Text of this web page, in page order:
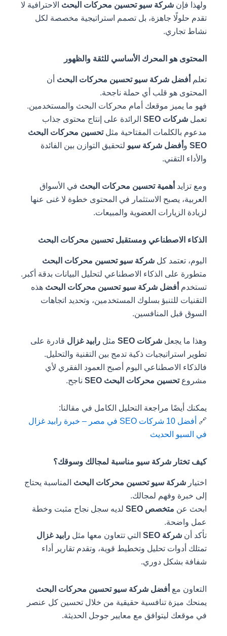
ولهذا فإنشركة سيو تحسين محركات البحثالاحترافية لا
تقدم حلولًا جاهزة، بل تصمم استراتيجية مخصصة لكل
نشاط تجاري.
المحتوى هو المحرك الأساسي للثقة والظهور
تعلمأفضل شركة سيو تحسين محركات البحثأن
المحتوى هو قلب أي حملة ناجحة.
فهو ما يميز موقعك أمام محركات البحث والمستخدمين.
تعملشركات SEO
الرائدة على إنتاج محتوى جذاب
مدعوم بالكلمات المفتاحية مثلتحسين محركات البحث
SEOوأفضل شركة سيولتحقيق التوازن بين الفائدة
والأداء التقني.
ومع تزايد أهمية تحسين محركات البحثفي الأسواق
العربية، يصبح الاستثمار في المحتوى خطوة لا غنى عنها
لزيادة الزيارات العضوية والمبيعات.
الذكاء الاصطناعي ومستقبل تحسين محركات البحث
اليوم، تعتمد كلشركة سيو تحسين محركات البحث
متطورة على الذكاء الاصطناعي لتحليل البيانات بدقة أكبر.
تستخدمأفضل شركة سيو تحسين محركات البحثهذه
التقنيات للتنبؤ بسلوك المستخدمين، وتحديد اتجاهات
السوق قبل المنافسين.
وهذا ما يجعلشركات SEO مثلرابيد غزال قادرة على
تطوير استراتيجيات ذكية تدمج بين التقنية والتحليل.
فالذكاء الاصطناعي اليوم أصبح العمود الفقري لأي
مشروعتحسين محركات البحث SEO ناجح.
يمكنك أيضًا مراجعة التحليل الكامل في مقالنا:
أفضل 10 شركات SEO في مصر – خبرة رابيد غزال
في السيو الحديث
كيف تختار شركة سيو مناسبة لمجالك وسوقك؟
اختيارشركة سيو تحسين محركات البحثالمناسبة يحتاج
إلى خبرة وفهم لمجالك.
ابحث عنمتخصص SEO
لديه سجل نجاح مثبت وخطة
عمل واضحة.
تأكد أن شركة SEO التي تتعاون معها مثلرابيد غزال
تمتلك أدوات تحليل وتخطيط قوية، وتقدم تقارير أداء
شفافة بشكل دوري.
التعاون معأفضل شركة سيو تحسين محركات البحث
يمنحك ميزة تنافسية حقيقية من خلال تحسين كل عنصر
في موقعك ليتوافق مع معايير جوجل الحديثة.